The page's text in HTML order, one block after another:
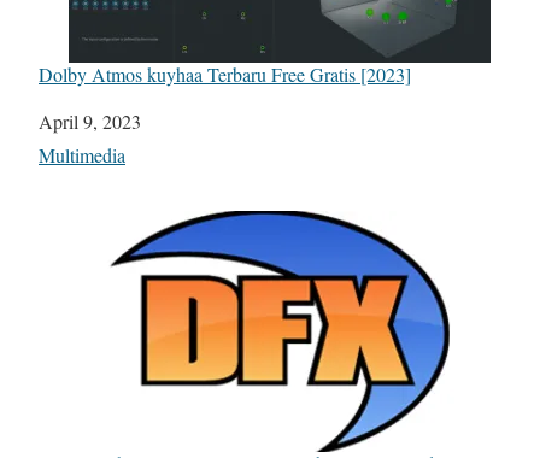
Dolby Atmos kuyhaa Terbaru Free Gratis [2023]
Date
April 9, 2023
In relation to
Multimedia